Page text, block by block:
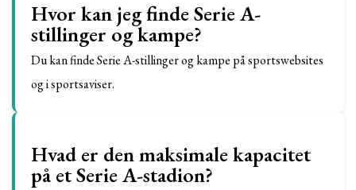
Hvor kan jeg finde Serie A-
stillinger og kampe?
Du kan finde Serie A-stillinger og kampe på sportswebsites
og i sportsaviser.
Hvad er den maksimale kapacitet
på et Serie A-stadion?